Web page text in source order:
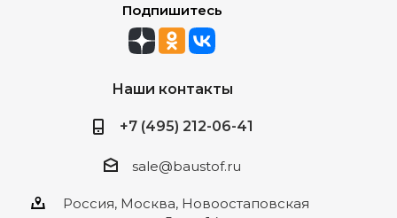
Подпишитесь
Наши контакты
+7 (495) 212-06-41
sale@baustof.ru
Россия, Москва, Новоостаповская